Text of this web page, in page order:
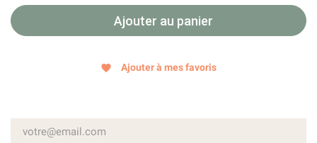
Ajouter au panier
favorite Ajouter à mes favoris